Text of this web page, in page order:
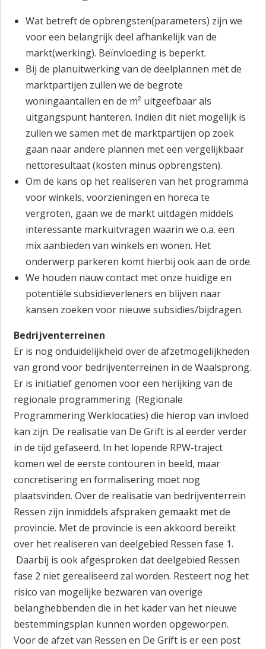
Wat betreft de opbrengsten(parameters) zijn we
voor een belangrijk deel afhankelijk van de
markt(werking). Beïnvloeding is beperkt.
Bij de planuitwerking van de deelplannen met de
marktpartijen zullen we de begrote
woningaantallen en de m² uitgeefbaar als
uitgangspunt hanteren. Indien dit niet mogelijk is
zullen we samen met de marktpartijen op zoek
gaan naar andere plannen met een vergelijkbaar
nettoresultaat (kosten minus opbrengsten).
Om de kans op het realiseren van het programma
voor winkels, voorzieningen en horeca te
vergroten, gaan we de markt uitdagen middels
interessante markuitvragen waarin we o.a. een
mix aanbieden van winkels en wonen. Het
onderwerp parkeren komt hierbij ook aan de orde.
We houden nauw contact met onze huidige en
potentiële subsidieverleners en blijven naar
kansen zoeken voor nieuwe subsidies/bijdragen.
Bedrijventerreinen
Er is nog onduidelijkheid over de afzetmogelijkheden
van grond voor bedrijventerreinen in de Waalsprong.
Er is initiatief genomen voor een herijking van de
regionale programmering (Regionale
Programmering Werklocaties) die hierop van invloed
kan zijn. De realisatie van De Grift is al eerder verder
in de tijd gefaseerd. In het lopende RPW-traject
komen wel de eerste contouren in beeld, maar
concretisering en formalisering moet nog
plaatsvinden. Over de realisatie van bedrijventerrein
Ressen zijn inmiddels afspraken gemaakt met de
provincie. Met de provincie is een akkoord bereikt
over het realiseren van deelgebied Ressen fase 1.
Daarbij is ook afgesproken dat deelgebied Ressen
fase 2 niet gerealiseerd zal worden. Resteert nog het
risico van mogelijke bezwaren van overige
belanghebbenden die in het kader van het nieuwe
bestemmingsplan kunnen worden opgeworpen.
Voor de afzet van Ressen en De Grift is er een post